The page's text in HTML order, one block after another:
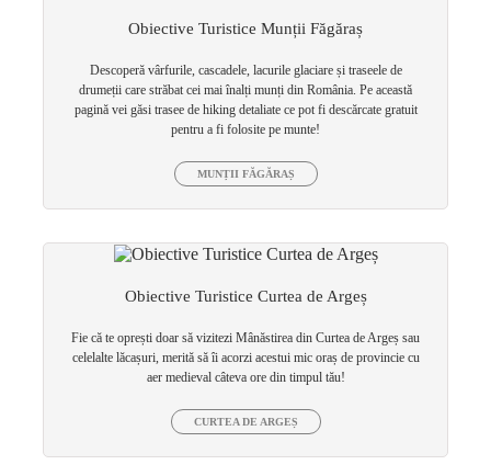
Obiective Turistice Munții Făgăraș
Descoperă vârfurile, cascadele, lacurile glaciare și traseele de
drumeții care străbat cei mai înalți munți din România. Pe această
pagină vei găsi trasee de hiking detaliate ce pot fi descărcate gratuit
pentru a fi folosite pe munte!
MUNȚII FĂGĂRAȘ
Obiective Turistice Curtea de Argeș
Fie că te oprești doar să vizitezi Mânăstirea din Curtea de Argeș sau
celelalte lăcașuri, merită să îi acorzi acestui mic oraș de provincie cu
aer medieval câteva ore din timpul tău!
CURTEA DE ARGEȘ